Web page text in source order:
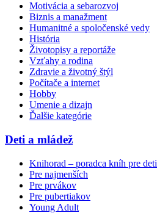
Motivácia a sebarozvoj
Biznis a manažment
Humanitné a spoločenské vedy
História
Životopisy a reportáže
Vzťahy a rodina
Zdravie a životný štýl
Počítače a internet
Hobby
Umenie a dizajn
Ďalšie kategórie
Deti a mládež
Knihorad – poradca kníh pre deti
Pre najmenších
Pre prvákov
Pre pubertiakov
Young Adult